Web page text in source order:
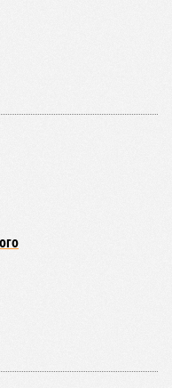
как раз цунами. В
побережье
побережья Японии и
бассейна и
уже не только
– «Наша
Йеллоустоун. Это
Соединённых
вплоть до
Флегрейские поля в
со счетов. Равно
вулканические
засухой и
Тут в группе